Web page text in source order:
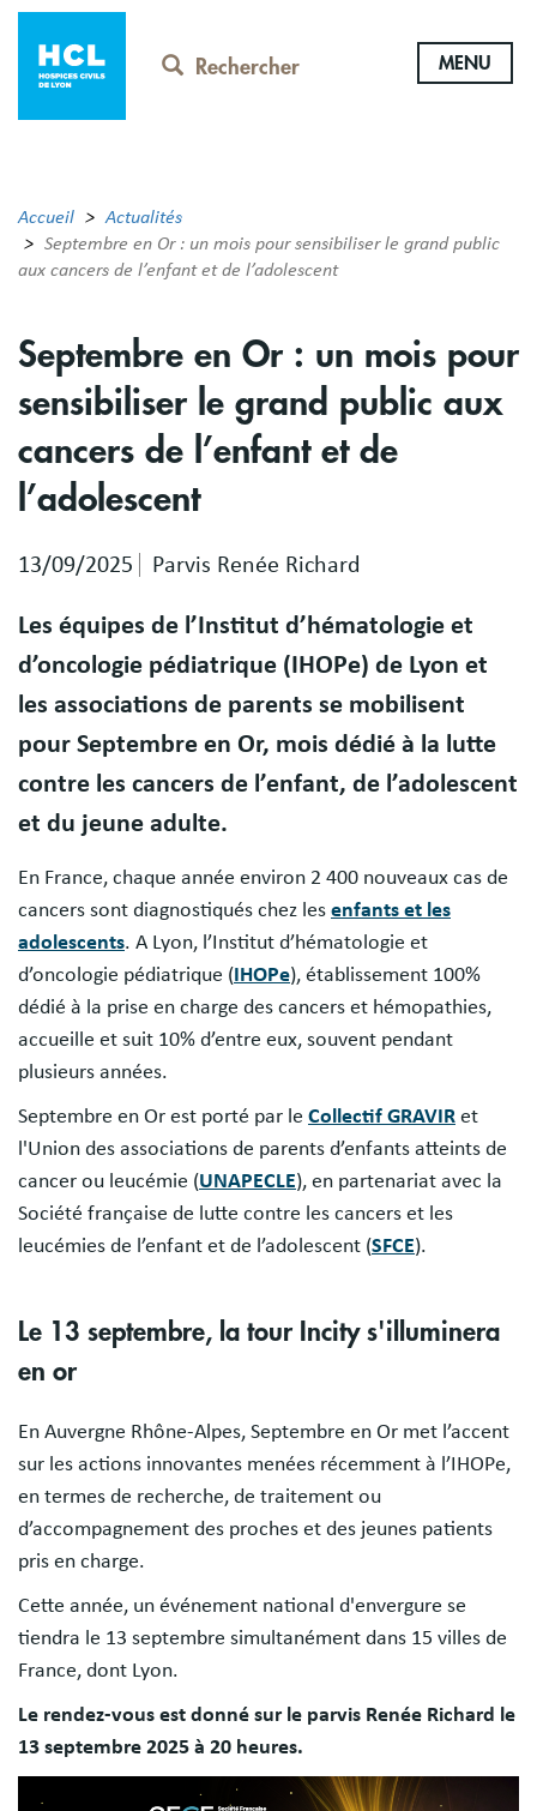
Aller
contenu
principal
Rechercher MENU
Accueil
Actualités
Septembre en Or : un mois pour sensibiliser le grand public
aux cancers de l’enfant et de l’adolescent
Septembre en Or : un mois pour
sensibiliser le grand public aux
cancers de l’enfant et de
l’adolescent
13/09/2025 Parvis Renée Richard
Les équipes de l’Institut d’hématologie et
d’oncologie pédiatrique (IHOPe) de Lyon et
les associations de parents se mobilisent
pour Septembre en Or, mois dédié à la lutte
contre les cancers de l’enfant, de l’adolescent
et du jeune adulte.
En France, chaque année environ 2 400 nouveaux cas de
cancers sont diagnostiqués chez les enfants et les
adolescents. A Lyon, l’Institut d’hématologie et
d’oncologie pédiatrique (IHOPe), établissement 100%
dédié à la prise en charge des cancers et hémopathies,
accueille et suit 10% d’entre eux, souvent pendant
plusieurs années.
Septembre en Or est porté par le Collectif GRAVIR et
l'Union des associations de parents d’enfants atteints de
cancer ou leucémie (UNAPECLE), en partenariat avec la
Société française de lutte contre les cancers et les
leucémies de l’enfant et de l’adolescent (SFCE).
Le 13 septembre, la tour Incity s'illuminera
en or
En Auvergne Rhône-Alpes, Septembre en Or met l’accent
sur les actions innovantes menées récemment à l’IHOPe,
en termes de recherche, de traitement ou
d’accompagnement des proches et des jeunes patients
pris en charge.
Cette année, un événement national d'envergure se
tiendra le 13 septembre simultanément dans 15 villes de
France, dont Lyon.
Le rendez-vous est donné sur le parvis Renée Richard le
13 septembre 2025 à 20 heures.